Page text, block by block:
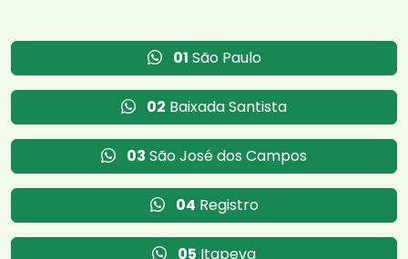
01 São Paulo
02 Baixada Santista
03 São José dos Campos
04 Registro
05 Itapeva